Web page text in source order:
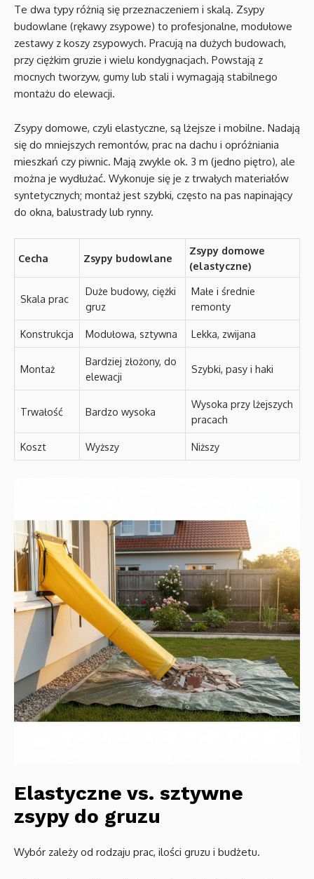
Te dwa typy różnią się przeznaczeniem i skalą. Zsypy
budowlane (rękawy zsypowe) to profesjonalne, modułowe
zestawy z koszy zsypowych. Pracują na dużych budowach,
przy ciężkim gruzie i wielu kondygnacjach. Powstają z
mocnych tworzyw, gumy lub stali i wymagają stabilnego
montażu do elewacji.
Zsypy domowe, czyli elastyczne, są lżejsze i mobilne. Nadają
się do mniejszych remontów, prac na dachu i opróżniania
mieszkań czy piwnic. Mają zwykle ok. 3 m (jedno piętro), ale
można je wydłużać. Wykonuje się je z trwałych materiałów
syntetycznych; montaż jest szybki, często na pas napinający
do okna, balustrady lub rynny.
Cecha Zsypy budowlane
Zsypy domowe
(elastyczne)
Skala prac
Duże budowy, ciężki
gruz
Małe i średnie
remonty
Konstrukcja Modułowa, sztywna Lekka, zwijana
Montaż
Bardziej złożony, do
elewacji
Szybki, pasy i haki
Trwałość Bardzo wysoka
Wysoka przy lżejszych
pracach
Koszt Wyższy Niższy
Elastyczne vs. sztywne
zsypy do gruzu
Wybór zależy od rodzaju prac, ilości gruzu i budżetu.